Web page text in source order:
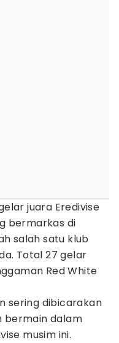
juara Eredivise
bermarkas di
salah satu klub
Total 27 gelar
Red White
sering dibicarakan
bermain dalam
musim ini.